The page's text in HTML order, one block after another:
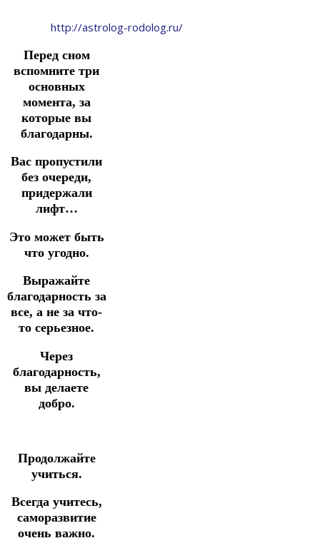
http://astrolog-rodolog.ru/
Перед сном
вспомните три
основных
момента, за
которые вы
благодарны.
Вас пропустили
без очереди,
придержали
лифт…
Это может быть
что угодно.
Выражайте
благодарность за
все, а не за что-
то серьезное.
Через
благодарность,
вы делаете
добро.
Продолжайте
учиться.
Всегда учитесь,
саморазвитие
очень важно.